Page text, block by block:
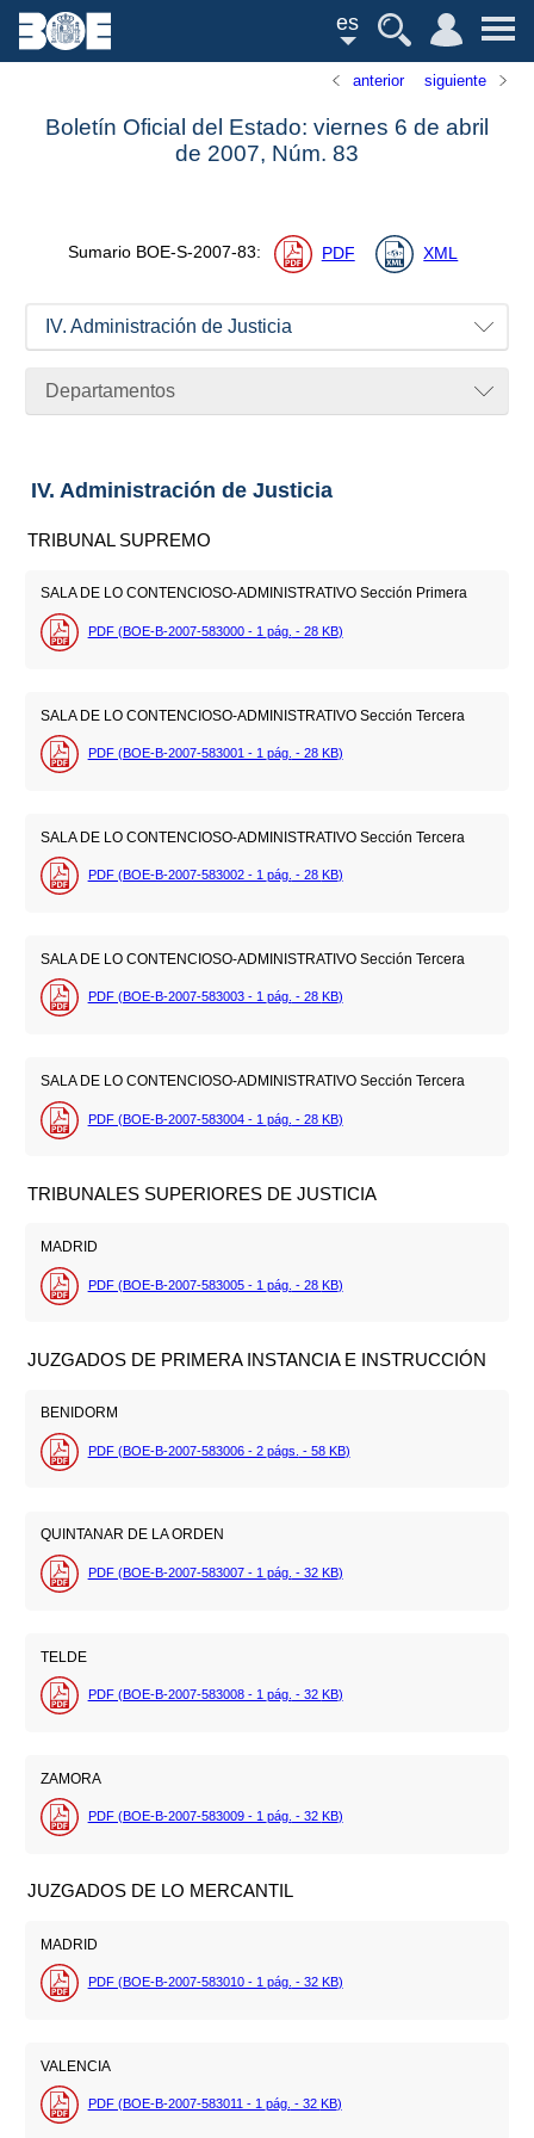
es
anterior siguiente
Boletín Oficial del Estado: viernes 6 de abril
de 2007, Núm. 83
Sumario BOE-S-2007-83: PDF XML
IV. Administración de Justicia
Departamentos
IV. Administración de Justicia
TRIBUNAL SUPREMO
SALA DE LO CONTENCIOSO-ADMINISTRATIVO Sección Primera
PDF (BOE-B-2007-583000 - 1 pág. - 28 KB)
SALA DE LO CONTENCIOSO-ADMINISTRATIVO Sección Tercera
PDF (BOE-B-2007-583001 - 1 pág. - 28 KB)
SALA DE LO CONTENCIOSO-ADMINISTRATIVO Sección Tercera
PDF (BOE-B-2007-583002 - 1 pág. - 28 KB)
SALA DE LO CONTENCIOSO-ADMINISTRATIVO Sección Tercera
PDF (BOE-B-2007-583003 - 1 pág. - 28 KB)
SALA DE LO CONTENCIOSO-ADMINISTRATIVO Sección Tercera
PDF (BOE-B-2007-583004 - 1 pág. - 28 KB)
TRIBUNALES SUPERIORES DE JUSTICIA
MADRID
PDF (BOE-B-2007-583005 - 1 pág. - 28 KB)
JUZGADOS DE PRIMERA INSTANCIA E INSTRUCCIÓN
BENIDORM
PDF (BOE-B-2007-583006 - 2 págs. - 58 KB)
QUINTANAR DE LA ORDEN
PDF (BOE-B-2007-583007 - 1 pág. - 32 KB)
TELDE
PDF (BOE-B-2007-583008 - 1 pág. - 32 KB)
ZAMORA
PDF (BOE-B-2007-583009 - 1 pág. - 32 KB)
JUZGADOS DE LO MERCANTIL
MADRID
PDF (BOE-B-2007-583010 - 1 pág. - 32 KB)
VALENCIA
PDF (BOE-B-2007-583011 - 1 pág. - 32 KB)